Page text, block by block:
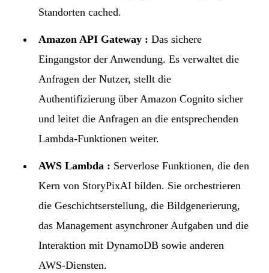
Standorten cached.
Amazon API Gateway : Das sichere
Eingangstor der Anwendung. Es verwaltet die
Anfragen der Nutzer, stellt die
Authentifizierung über Amazon Cognito sicher
und leitet die Anfragen an die entsprechenden
Lambda-Funktionen weiter.
AWS Lambda : Serverlose Funktionen, die den
Kern von StoryPixAI bilden. Sie orchestrieren
die Geschichtserstellung, die Bildgenerierung,
das Management asynchroner Aufgaben und die
Interaktion mit DynamoDB sowie anderen
AWS-Diensten.